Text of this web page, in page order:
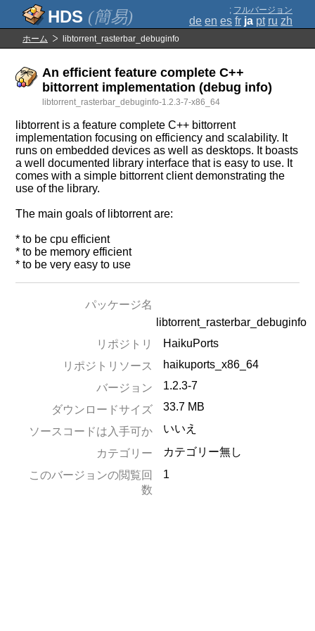
(簡易) ; フルバージョン
de en es fr ja pt ru zh
ホーム libtorrent_rasterbar_debuginfo
An efficient feature complete C++
bittorrent implementation (debug info)
libtorrent_rasterbar_debuginfo-1.2.3-7-x86_64
libtorrent is a feature complete C++ bittorrent
implementation focusing on efficiency and scalability. It
runs on embedded devices as well as desktops. It boasts
a well documented library interface that is easy to use. It
comes with a simple bittorrent client demonstrating the
use of the library.
The main goals of libtorrent are:
* to be cpu efficient
* to be memory efficient
* to be very easy to use
パッケージ名
libtorrent_rasterbar_debuginfo
リポジトリ
HaikuPorts
リポジトリソース
haikuports_x86_64
バージョン
1.2.3-7
ダウンロードサイズ
33.7 MB
ソースコードは入手可か いいえ
カテゴリー
カテゴリー無し
このバージョンの閲覧回
数
1